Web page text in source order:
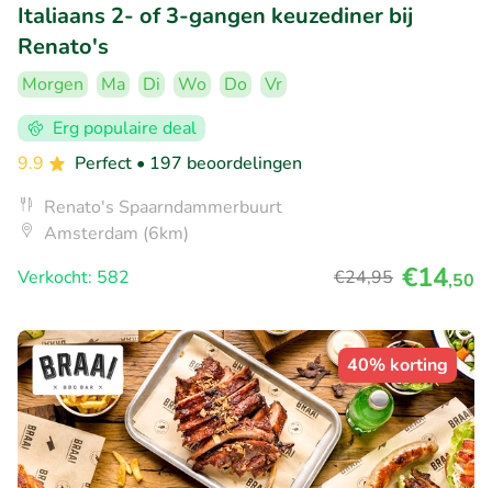
Italiaans 2- of 3-gangen keuzediner bij
Renato's
Morgen Ma Di Wo Do
Vr
Erg populaire deal
9.9
Perfect • 197 beoordelingen
Renato's Spaarndammerbuurt
Amsterdam (6km)
Verkocht: 582
€24,95 €14,50
40% korting